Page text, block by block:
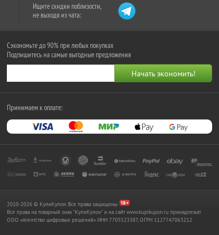
Ищите скидки поблизости,
не выходя из чата:
Сэкономьте до 90% при любых покупках
Подпишитесь на самые выгодные предложения
Принимаем к оплате:
2010-2026 © КупиКупон. Все права защищены.
Все права на товарный знак "КупиКупон" и на сайт www.kupikupon.ru принадлежат
OOO «Агентство цифровых решений» ИНН 7705523387, ОГРН 1127747063212